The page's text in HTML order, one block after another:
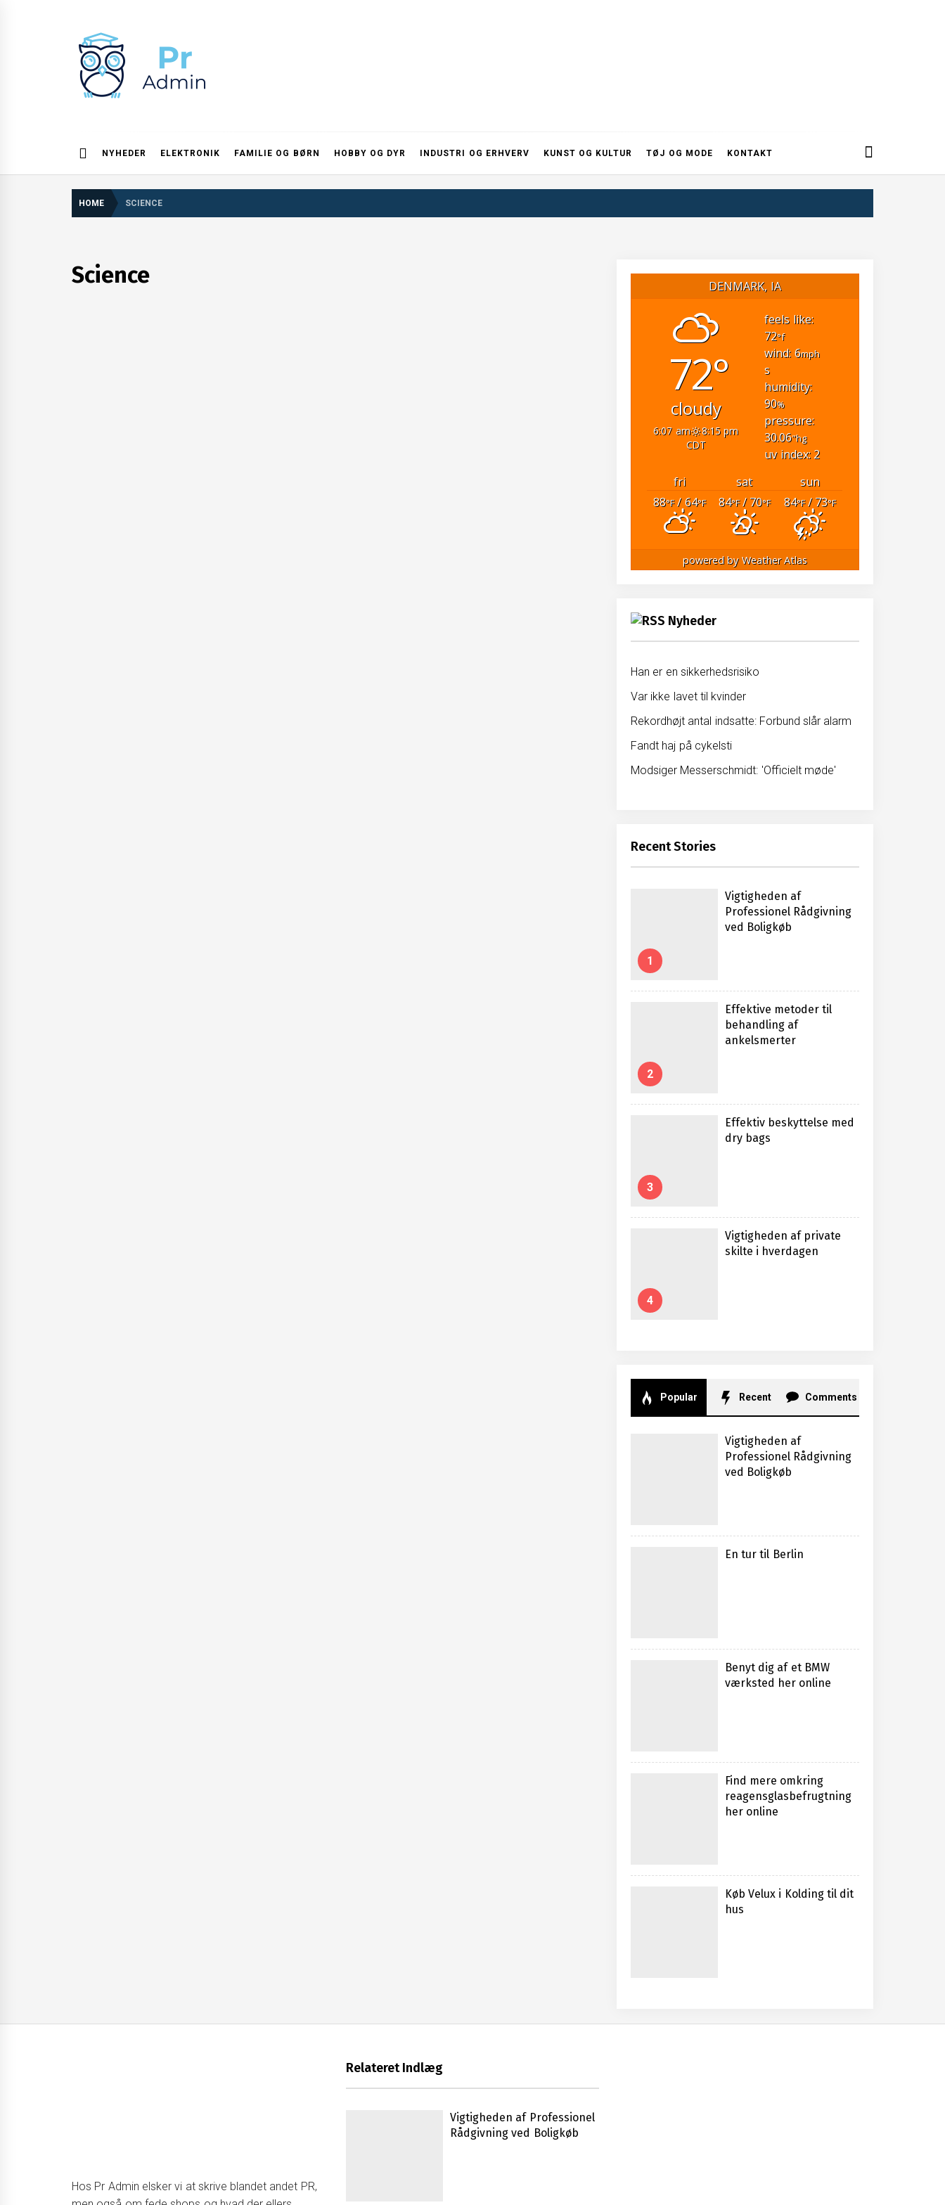
NYHEDER ELEKTRONIK FAMILIE OG BØRN HOBBY OG DYR INDUSTRI OG ERHVERV KUNST OG KULTUR TØJ OG MODE KONTAKT
HOME SCIENCE
Science DENMARK, IA
72°
cloudy
6:07 am
8:15 pm
CDT
feels like:
72°f
wind: 6mph
s
humidity:
90%
pressure:
30.06"hg
uv index: 2
fri
sat
sun
88°F/ 64°F 84°F/ 70°F 84°F/ 73°F
powered by Weather Atlas
Nyheder
Han er en sikkerhedsrisiko
Var ikke lavet til kvinder
Rekordhøjt antal indsatte: Forbund slår alarm
Fandt haj på cykelsti
Modsiger Messerschmidt: 'Officielt møde'
Recent Stories
1
Vigtigheden af
Professionel Rådgivning
ved Boligkøb
2
Effektive metoder til
behandling af
ankelsmerter
3
Effektiv beskyttelse med
dry bags
4
Vigtigheden af private
skilte i hverdagen
Popular Recent Comments
Vigtigheden af
Professionel Rådgivning
ved Boligkøb
En tur til Berlin
Benyt dig af et BMW
værksted her online
Find mere omkring
reagensglasbefrugtning
her online
Køb Velux i Kolding til dit
hus
Hos Pr Admin elsker vi at skrive blandet andet PR,
Relateret Indlæg
Vigtigheden af Professionel
Rådgivning ved Boligkøb